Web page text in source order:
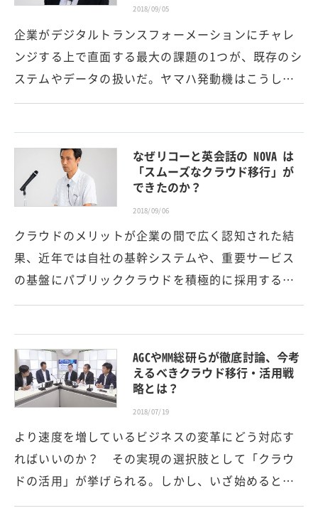
2018/09/05
企業がデジタルトランスフォーメーションにチャレ
ンジする上で直面する最大の課題の1つが、既存のシ
ステムやデータの扱いだ。ヤマハ発動機はこうし…
なぜリコーと英会話の NOVA は
「スムーズなクラウド移行」が
できたのか？
2018/09/06
クラウドのメリットが企業の間で広く認知された結
果、近年では自社の基幹システムや、重要サービス
の基盤にパブリッククラウドを積極的に採用する…
AGCやMM総研らが徹底討論、今考
えるべきクラウド移行・活用戦
略とは？
2018/07/19
より速度を増しているビジネスの変革にどう対応す
ればいいのか？ その実現の選択肢として「クラウ
ドの活用」が挙げられる。しかし、いざ始めると…